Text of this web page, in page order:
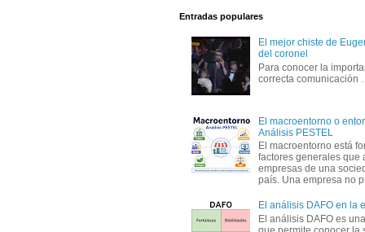
Entradas populares
El mejor chiste de
del coronel
Para conocer la
correcta
El macroentorno o
Análisis PESTEL
El macroentorno está
factores generales que
empresas de una
país. Una empresa no
El análisis DAFO en la
El análisis DAFO es